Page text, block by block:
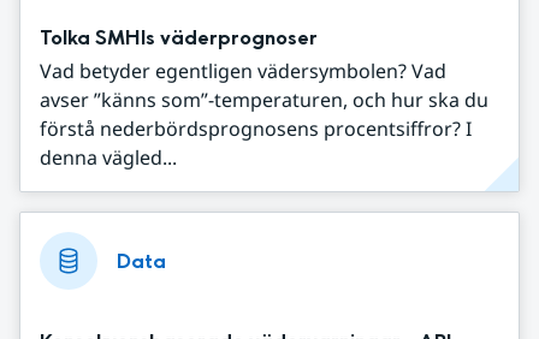
Tolka SMHIs väderprognoser
Vad betyder egentligen vädersymbolen? Vad
avser ”känns som”-temperaturen, och hur ska du
förstå nederbördsprognosens procentsiffror? I
denna vägled...
Data